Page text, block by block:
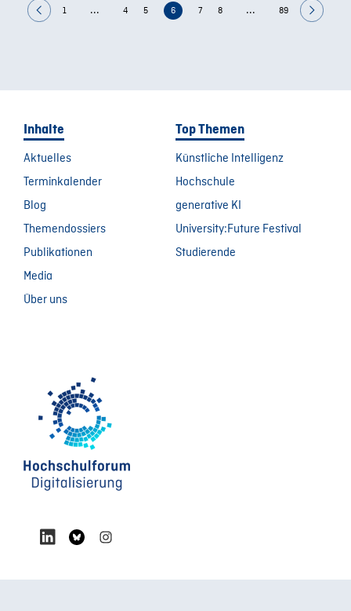
1 ... 4 5 6 7 8 ... 89
Inhalte
Aktuelles
Terminkalender
Blog
Themendossiers
Publikationen
Media
Über uns
Top Themen
Künstliche Intelligenz
Hochschule
generative KI
University:Future Festival
Studierende